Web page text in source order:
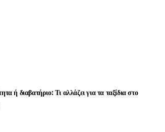
ή διαβατήριο: Τι αλλάζει για τα ταξίδια στο